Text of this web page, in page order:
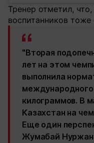
Тренер отметил,
воспитанников тоже
"Вторая
лет на этом
выполнила
международного
килограммов. В
Казахстан на
Еще один
Жумабай